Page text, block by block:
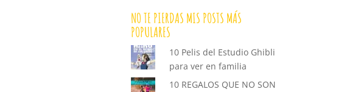
NO TE PIERDAS MIS POSTS MÁS
POPULARES
10 Pelis del Estudio Ghibli
para ver en familia
10 REGALOS QUE NO SON